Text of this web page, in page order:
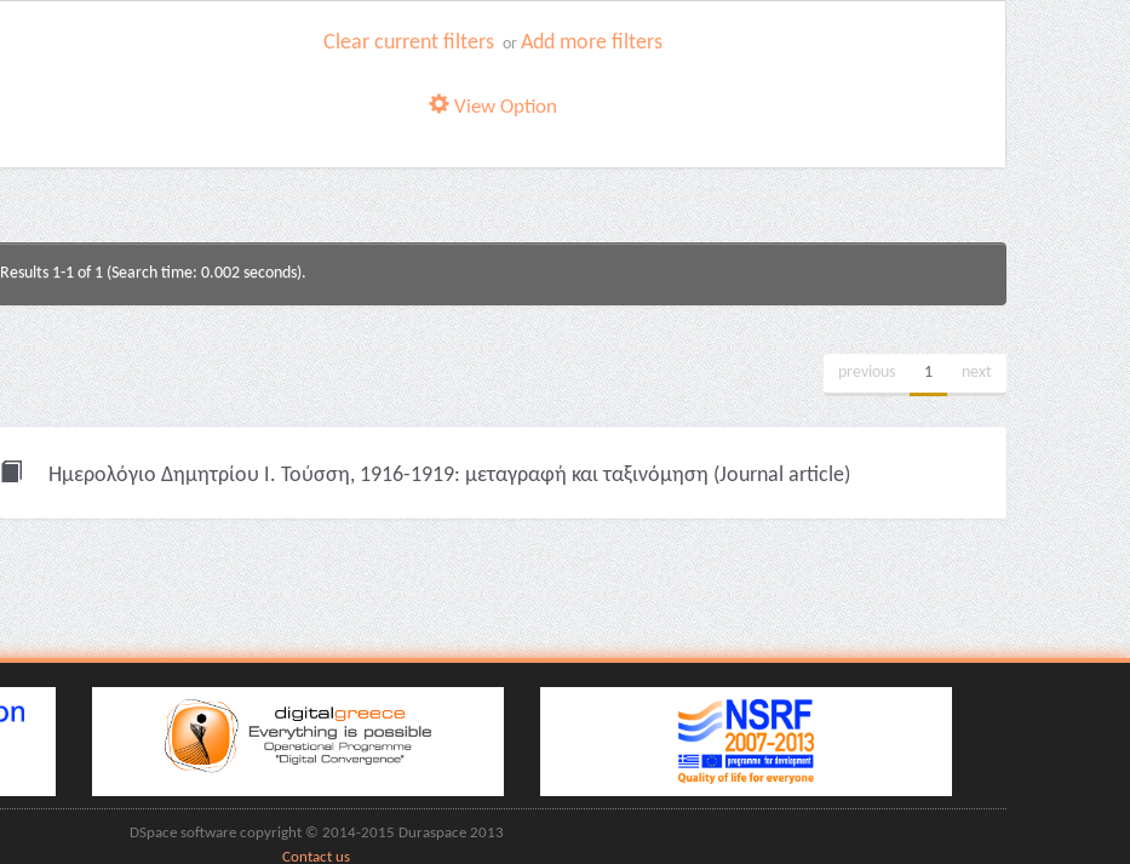
Clear current filters orAdd more filters
View Option
Results 1-1 of 1 (Search time: 0.002 seconds).
previous 1 next
Ημερολόγιο Δημητρίου Ι. Τούσση, 1916-1919: μεταγραφή και ταξινόμηση (Journal article)
DSpace software copyright © 2014-2015 Duraspace 2013
Contact us